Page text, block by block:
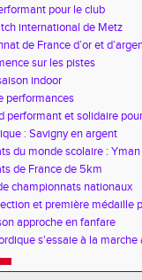
pour le club
international de Metz
de France d’or et
sur les pistes
indoor
performances
performant et solidaire
: Savigny en argent
du monde scolaire :
de France de 5km
championnats nationaux
et première médaille
approche en fanfare
s'essaie à la